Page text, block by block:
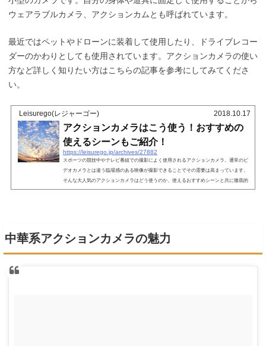
ウェアラブルカメラ、アクションカムとも呼ばれています。
最近ではペットやドローンに装着して使用したり、ドライブレコー
ダーのかわりとしても使用されています。アクションカメラの使い
方など詳しく知りたい方はこちらの記事を参考にしてみてくださ
い。
Leisurego(レジャーゴー) 2018.10.17
アクションカメラはこう使う！おすすめの
使えるシーンもご紹介！
https://leisurego.jp/archives/27882
スポーツの競技中やテレビ番組での撮影によく使用されるアクションカメラ。通常のビ
デオカメラとは違う臨場感のある映像が撮影できることでその需要は高まっています。
そんな大人気のアクションカメラはどう使うのか、使えるおすすめシーンと共に徹底的
にご紹介していきます。アクションカメラとは？まずアクションカメラとはどういうも
中華系アクションカメラの魅力